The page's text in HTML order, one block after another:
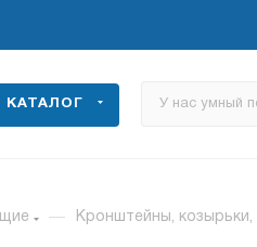
КАТАЛОГ
— Кронштейны,